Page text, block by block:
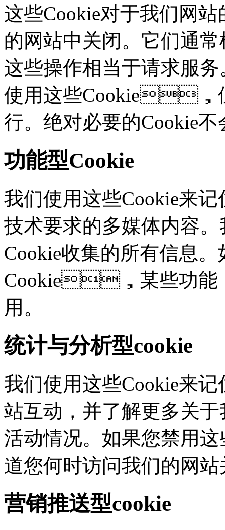
这些Cookie对于我们网站
的网站中关闭。它们通常
这些操作相当于请求服
使用这些Cookie，
行。绝对必要的Cookie
功能型Cookie
我们使用这些Cookie来
技术要求的多媒体内容
Cookie收集的所有信息
Cookie，某些功能
用。
统计与分析型cookie
我们使用这些Cookie来
站互动，并了解更多
活动情况。如果您禁用
道您何时访问我们的网
营销推送型cookie